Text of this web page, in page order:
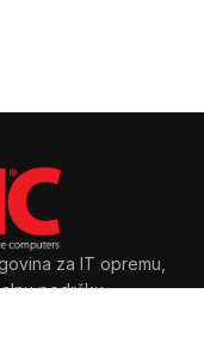
za IT opremu,
podršku.